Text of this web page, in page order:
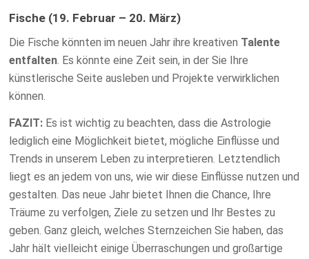
Fische (19. Februar – 20. März)
Die Fische könnten im neuen Jahr ihre kreativen Talente
entfalten . Es könnte eine Zeit sein, in der Sie Ihre
künstlerische Seite ausleben und Projekte verwirklichen
können.
FAZIT: Es ist wichtig zu beachten, dass die Astrologie
lediglich eine Möglichkeit bietet, mögliche Einflüsse und
Trends in unserem Leben zu interpretieren. Letztendlich
liegt es an jedem von uns, wie wir diese Einflüsse nutzen und
gestalten. Das neue Jahr bietet Ihnen die Chance, Ihre
Träume zu verfolgen, Ziele zu setzen und Ihr Bestes zu
geben. Ganz gleich, welches Sternzeichen Sie haben, das
Jahr hält vielleicht einige Überraschungen und großartige